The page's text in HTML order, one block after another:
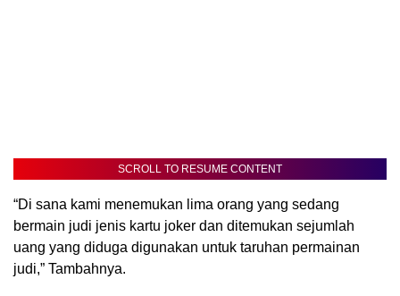
SCROLL TO RESUME CONTENT
“Di sana kami menemukan lima orang yang sedang
bermain judi jenis kartu joker dan ditemukan sejumlah
uang yang diduga digunakan untuk taruhan permainan
judi,” Tambahnya.